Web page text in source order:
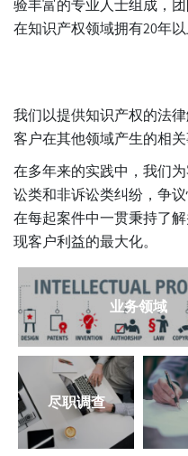
验丰富的专业人士组成，
在知识产权领域拥有20年以
我们以提供知识产权的法
客户在其他领域产生的相关
在多年来的实践中，我们
讼类和非诉讼类纠纷，争
在每起案件中一贯秉持了
现客户利益的最大化。
业务领域
尽职调查